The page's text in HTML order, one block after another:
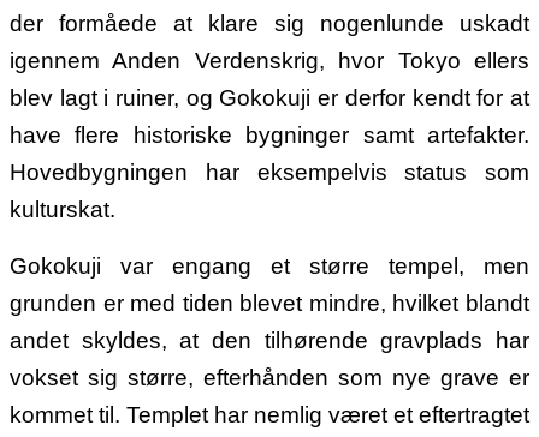
der formåede at klare sig nogenlunde uskadt
igennem Anden Verdenskrig, hvor Tokyo ellers
blev lagt i ruiner, og Gokokuji er derfor kendt for at
have flere historiske bygninger samt artefakter.
Hovedbygningen har eksempelvis status som
kulturskat.
Gokokuji var engang et større tempel, men
grunden er med tiden blevet mindre, hvilket blandt
andet skyldes, at den tilhørende gravplads har
vokset sig større, efterhånden som nye grave er
kommet til. Templet har nemlig været et eftertragtet